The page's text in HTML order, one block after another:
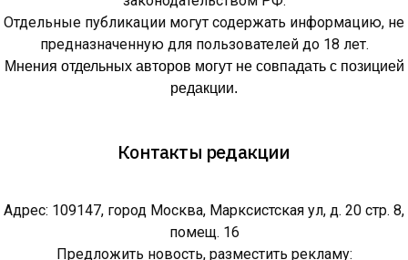
Отдельные публикации могут содержать информацию, не
предназначенную для пользователей до 18 лет.
Мнения отдельных авторов могут не совпадать с позицией
редакции.
Контакты редакции
Адрес: 109147, город Москва, Марксистская ул, д. 20 стр. 8,
помещ. 16
Предложить новость, разместить рекламу: